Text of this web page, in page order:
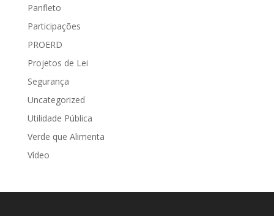
Panfleto
Participações
PROERD
Projetos de Lei
Segurança
Uncategorized
Utilidade Pública
Verde que Alimenta
Vídeo